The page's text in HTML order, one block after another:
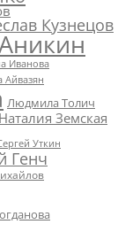
Кузнецов
Иванова
Айвазян
Людмила Толич
Наталия Земская
Уткин
Генч